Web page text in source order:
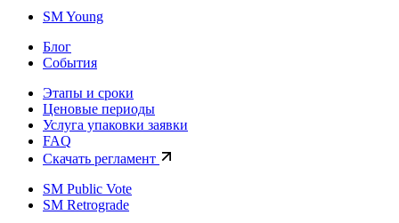
SM Young
Блог
События
Этапы и сроки
Ценовые периоды
Услуга упаковки заявки
FAQ
Скачать регламент
SM Public Vote
SM Retrograde